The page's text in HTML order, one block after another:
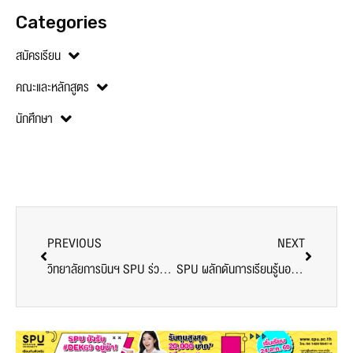
Categories
สมัครเรียน
คณะและหลักสูตร
นักศึกษา
PREVIOUS
วิทยาลัยการบินฯ SPU ร่วม SX2025 เติมเต็มการเรียนรู้จริง ต่อยอด SDGs สู่การพัฒนาที่ยั่งยืน
NEXT
SPU ผลักดันการเรียนรู้นอกห้องเรียนผ่าน SX2025 ณ ศูนย์ประชุมแห่งชาติสิริกิติ์